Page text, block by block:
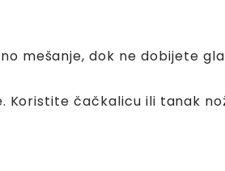
mešanje, dok ne dobijete
Koristite čačkalicu ili tanak